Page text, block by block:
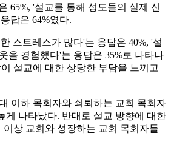
65%, '설교를 통해 성도들의 실제 신
답은 64%였다.
스트레스가 많다'는 응답은 40%, '설
을 경험했다'는 응답은 35%로 나타나
설교에 대한 상당한 부담을 느끼고
이하 목회자와 쇠퇴하는 교회 목회자
게 나타났다. 반대로 설교 방향에 대한
이상 교회와 성장하는 교회 목회자들